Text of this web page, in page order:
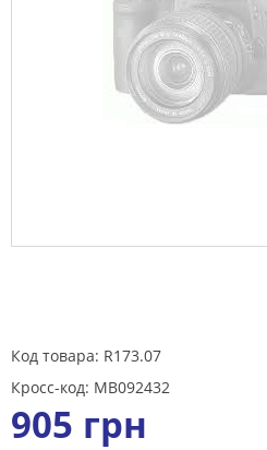
Код товара: R173.07
Кросс-код: MB092432
905 грн